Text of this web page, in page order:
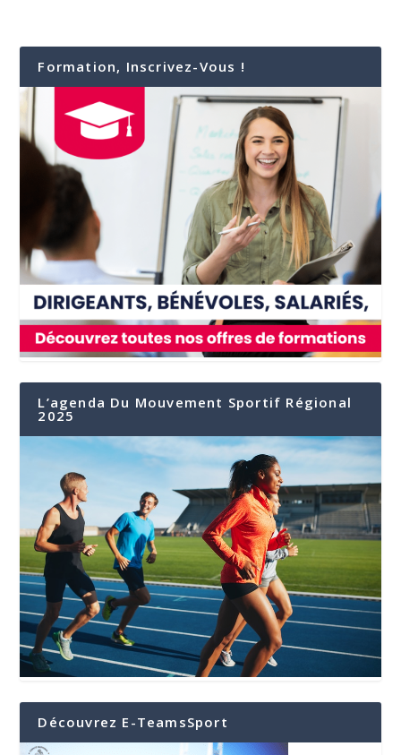
Formation, Inscrivez-Vous !
L’agenda Du Mouvement Sportif Régional
2025
Découvrez E-TeamsSport